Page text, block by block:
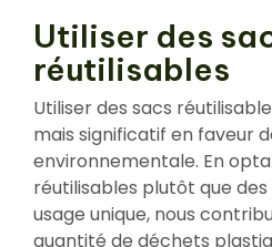
Utiliser des
réutilisables
Utiliser des sacs
mais significatif en faveur
environnementale. En
réutilisables plutôt que
usage unique, nous
quantité de déchets